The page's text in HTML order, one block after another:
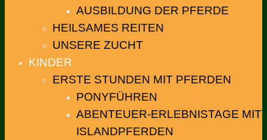
AUSBILDUNG DER PFERDE
HEILSAMES REITEN
UNSERE ZUCHT
KINDER
ERSTE STUNDEN MIT PFERDEN
PONYFÜHREN
ABENTEUER-ERLEBNISTAGE MIT
ISLANDPFERDEN